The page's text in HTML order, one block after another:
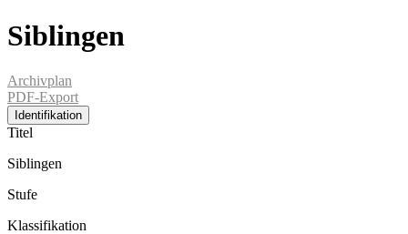
Siblingen
Archivplan
PDF-Export
Identifikation
Titel
Siblingen
Stufe
Klassifikation